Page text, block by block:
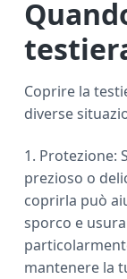
Coprire la
diverse
1. Protezione:
prezioso o
coprirla può
sporco e
mantenere la